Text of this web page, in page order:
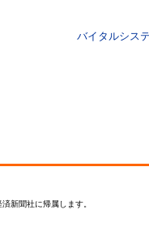
バイタルシス
新聞社に帰属します。